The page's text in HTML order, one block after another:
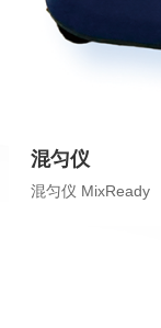
混匀仪
混匀仪 MixReady